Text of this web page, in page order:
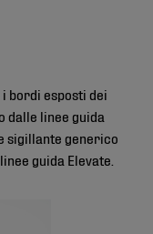
bordi esposti dei
dalle linee guida
sigillante generico
guida Elevate.